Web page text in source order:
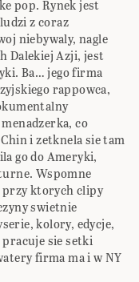
pop. Rynek jest
z coraz
niebywaly, nagle
Dalekiej Azji, jest
Ba… jego firma
rappowca,
co
i zetknela sie tam
go do Ameryki,
Wspomne
ktorych clipy
swietnie
kolory, edycje,
sie setki
firma ma i w NY